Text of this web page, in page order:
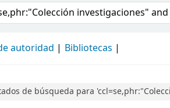
en el catálogo
autoridad Bibliotecas
de búsqueda para